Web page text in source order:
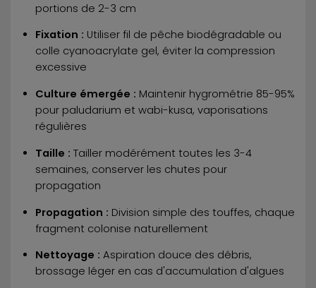
portions de 2-3 cm
Fixation : Utiliser fil de pêche biodégradable ou
colle cyanoacrylate gel, éviter la compression
excessive
Culture émergée : Maintenir hygrométrie 85-95%
pour paludarium et wabi-kusa, vaporisations
régulières
Taille : Tailler modérément toutes les 3-4
semaines, conserver les chutes pour
propagation
Propagation : Division simple des touffes, chaque
fragment colonise naturellement
Nettoyage : Aspiration douce des débris,
brossage léger en cas d'accumulation d'algues